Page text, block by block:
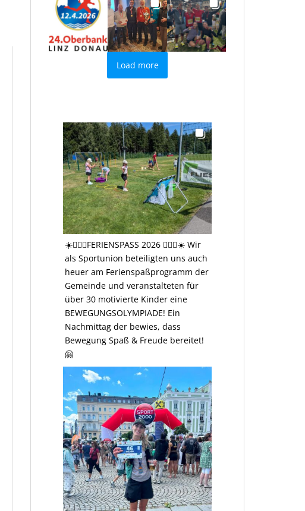
Load more
☀️🤸🏻‍♂️FERIENSPASS 2026 🤸🏻‍♂️☀️ Wir
als Sportunion beteiligten uns auch
heuer am Ferienspaßprogramm der
Gemeinde und veranstalteten für
über 30 motivierte Kinder eine
BEWEGUNGSOLYMPIADE! Ein
Nachmittag der bewies, dass
Bewegung Spaß & Freude bereitet!
🤗